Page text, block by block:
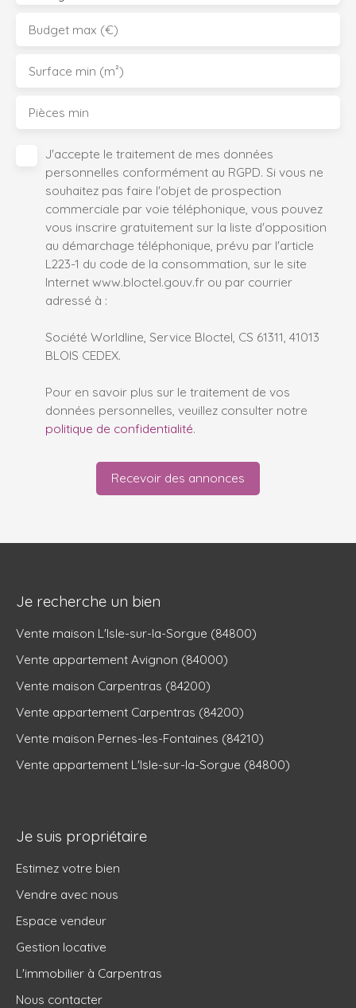
Budget max (€)
Surface min (m²)
Pièces min
J'accepte le traitement de mes données
personnelles conformément au RGPD. Si vous ne
souhaitez pas faire l'objet de prospection
commerciale par voie téléphonique, vous pouvez
vous inscrire gratuitement sur la liste d'opposition
au démarchage téléphonique, prévu par l'article
L223-1 du code de la consommation, sur le site
Internet www.bloctel.gouv.fr ou par courrier
adressé à :
Société Worldline, Service Bloctel, CS 61311, 41013
BLOIS CEDEX.
Pour en savoir plus sur le traitement de vos
données personnelles, veuillez consulter notre
politique de confidentialité.
Recevoir des annonces
Je recherche un bien
Vente maison L'Isle-sur-la-Sorgue (84800)
Vente appartement Avignon (84000)
Vente maison Carpentras (84200)
Vente appartement Carpentras (84200)
Vente maison Pernes-les-Fontaines (84210)
Vente appartement L'Isle-sur-la-Sorgue (84800)
Je suis propriétaire
Estimez votre bien
Vendre avec nous
Espace vendeur
Gestion locative
L'immobilier à Carpentras
Nous contacter